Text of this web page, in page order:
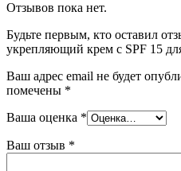
Отзывов пока нет.
Будьте первым, кто оставил
укрепляющий крем с SPF 15
Ваш адрес email не будет
помечены *
Ваша оценка *
Ваш отзыв *